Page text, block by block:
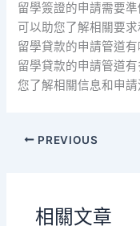
留學簽證的申請需要
可以助您了解相關要求
留學貸款的申請管道有
留學貸款的申請管道
您了解相關信息和申請
PREVIOUS
相關文章